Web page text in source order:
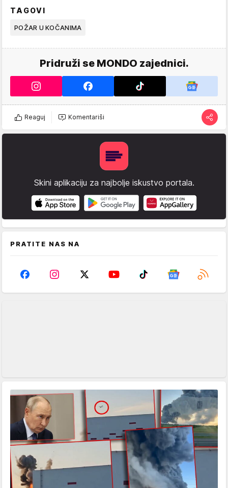
TAGOVI
POŽAR U KOČANIMA
Pridruži se MONDO zajednici.
Reaguj Komentariši
Skini aplikaciju za najbolje iskustvo portala.
PRATITE NAS NA